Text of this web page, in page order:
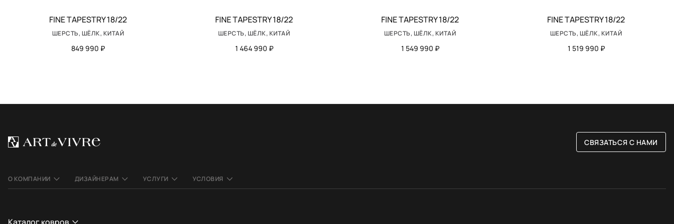
FINE TAPESTRY 18/22
ШЕРСТЬ, ШЁЛК, КИТАЙ
849 990 ₽
FINE TAPESTRY 18/22
ШЕРСТЬ, ШЁЛК, КИТАЙ
1 464 990 ₽
FINE TAPESTRY 18/22
ШЕРСТЬ, ШЁЛК, КИТАЙ
1 549 990 ₽
FINE TAPESTRY 18/22
ШЕРСТЬ, ШЁЛК, КИТАЙ
1 519 990 ₽
СВЯЗАТЬСЯ С НАМИ
О КОМПАНИИ ДИЗАЙНЕРАМ УСЛУГИ УСЛОВИЯ